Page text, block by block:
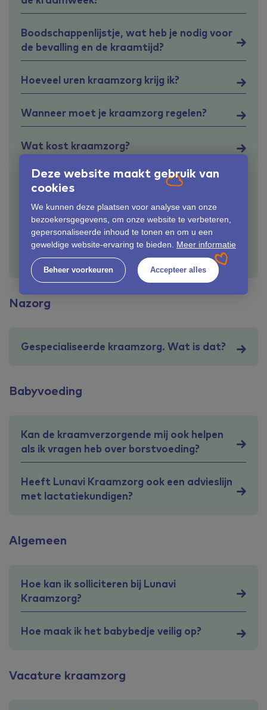
Deze website maakt gebruik van
cookies
We kunnen deze plaatsen voor analyse van onze
bezoekersgegevens, om onze website te verbeteren,
gepersonaliseerde inhoud te tonen en om u een
geweldige website-ervaring te bieden. Meer informatie
Beheer voorkeuren Accepteer alles
Boodschappenlijstje, wat heb je nodig voor
de bevalling en de kraamtijd?
Hoeveel uren kraamzorg krijg ik?
Wanneer moet je kraamzorg regelen?
Wat kost kraamzorg?
Wat zijn de taken van de
kraamverzorgende?
Verzekerd via de Zilveren Kruisgroep?
Hoe werken kraamdagen?
Nazorg
Gespecialiseerde kraamzorg. Wat is dat?
Babyvoeding
Kan de kraamverzorgende mij ook helpen
als ik vragen heb over borstvoeding?
Heeft Lunavi Kraamzorg ook een advieslijn
met lactatiekundigen?
Algemeen
Hoe kan ik solliciteren bij Lunavi
Kraamzorg?
Hoe maak ik het babybedje veilig op?
Vacature kraamzorg